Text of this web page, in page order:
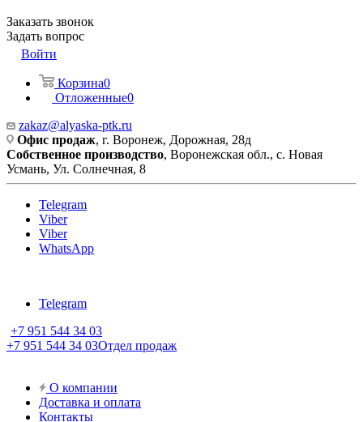
Заказать звонок
Задать вопрос
Войти
Корзина0
Отложенные0
zakaz@alyaska-ptk.ru
Офис продаж, г. Воронеж, Дорожная, 28д
Собственное производство, Воронежская обл., с. Новая
Усмань, Ул. Солнечная, 8
Telegram
Viber
Viber
WhatsApp
Telegram
+7 951 544 34 03
+7 951 544 34 03Отдел продаж
О компании
Доставка и оплата
Контакты